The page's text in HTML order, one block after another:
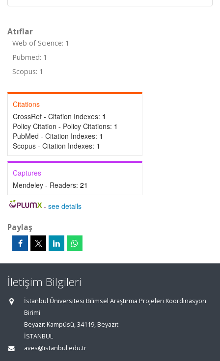
Atıflar
Web of Science: 1
Pubmed: 1
Scopus: 1
Citations
CrossRef - Citation Indexes: 1
Policy Citation - Policy Citations: 1
PubMed - Citation Indexes: 1
Scopus - Citation Indexes: 1
Captures
Mendeley - Readers: 21
- see details
Paylaş
İletişim Bilgileri
İstanbul Üniversitesi Bilimsel Araştırma Projeleri Koordinasyon
Birimi
Beyazıt Kampüsü, 34119, Beyazıt
İSTANBUL
aves@istanbul.edu.tr